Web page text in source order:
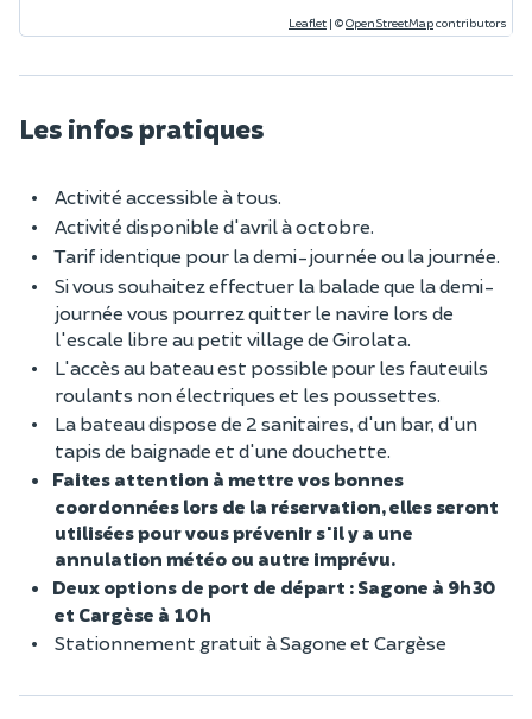
Leaflet | ©OpenStreetMapcontributors
Les infos pratiques
Activité accessible à tous.
Activité disponible d'avril à octobre.
Tarif identique pour la demi-journée ou la journée.
Si vous souhaitez effectuer la balade que la demi-
journée vous pourrez quitter le navire lors de
l'escale libre au petit village de Girolata.
L'accès au bateau est possible pour les fauteuils
roulants non électriques et les poussettes.
La bateau dispose de 2 sanitaires, d'un bar, d'un
tapis de baignade et d'une douchette.
Faites attention à mettre vos bonnes
coordonnées lors de la réservation, elles seront
utilisées pour vous prévenir s'il y a une
annulation météo ou autre imprévu.
Deux options de port de départ : Sagone à 9h30
et Cargèse à 10h
Stationnement gratuit à Sagone et Cargèse